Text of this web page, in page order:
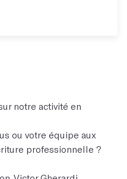
notre activité en
ou votre équipe aux
professionnelle ?